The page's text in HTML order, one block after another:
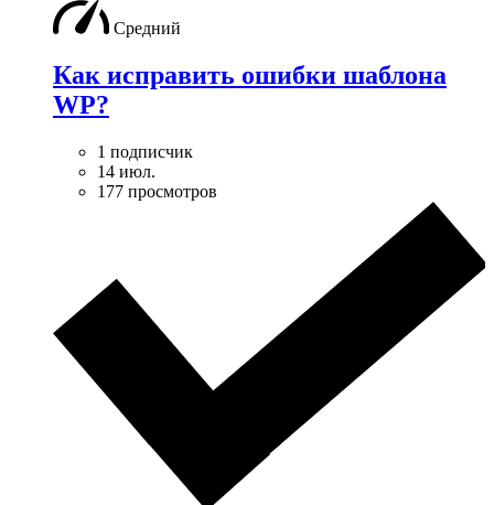
Средний
Как исправить ошибки шаблона
WP?
1 подписчик
14 июл.
177 просмотров